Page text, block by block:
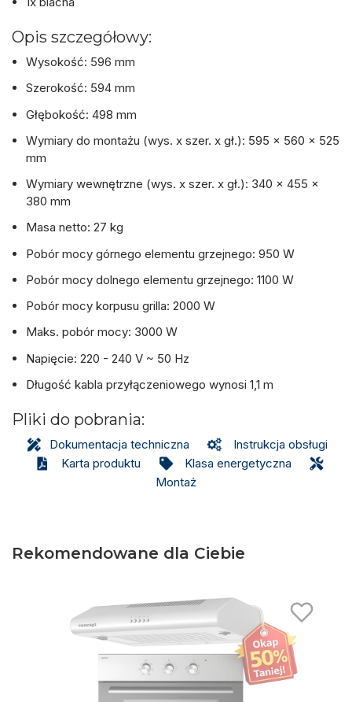
Opis szczegółowy:
Wysokość: 596 mm
Szerokość: 594 mm
Głębokość: 498 mm
Wymiary do montażu (wys. x szer. x gł.): 595 x 560 x 525
mm
Wymiary wewnętrzne (wys. x szer. x gł.): 340 x 455 x
380 mm
Masa netto: 27 kg
Pobór mocy górnego elementu grzejnego: 950 W
Pobór mocy dolnego elementu grzejnego: 1100 W
Pobór mocy korpusu grilla: 2000 W
Maks. pobór mocy: 3000 W
Napięcie: 220 - 240 V ~ 50 Hz
Długość kabla przyłączeniowego wynosi 1,1 m
Pliki do pobrania:
Dokumentacja techniczna
Instrukcja obsługi
Karta produktu
Klasa energetyczna
Montaż
Rekomendowane dla Ciebie